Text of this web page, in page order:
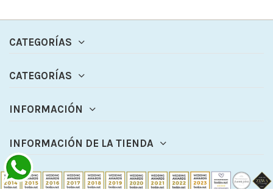
CATEGORÍAS
CATEGORÍAS
INFORMACIÓN
INFORMACIÓN DE LA TIENDA